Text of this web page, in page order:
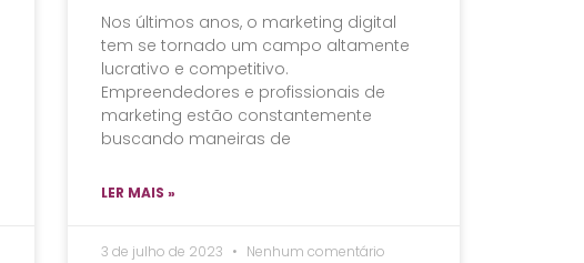
Nos últimos anos, o marketing digital
tem se tornado um campo altamente
lucrativo e competitivo.
Empreendedores e profissionais de
marketing estão constantemente
buscando maneiras de
LER MAIS »
3 de julho de 2023 Nenhum comentário